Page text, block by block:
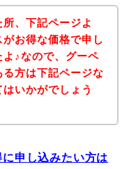
、下記ページよ
お得な価格で申し
♪なので、グーペ
方は下記ページな
いかがでしょう
申し込みたい方は